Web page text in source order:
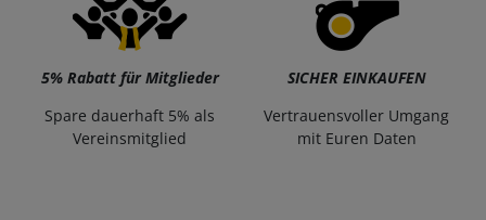
5% Rabatt für Mitglieder
Spare dauerhaft 5% als
Vereinsmitglied
SICHER EINKAUFEN
Vertrauensvoller Umgang
mit Euren Daten